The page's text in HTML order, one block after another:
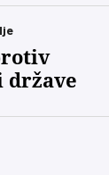
države